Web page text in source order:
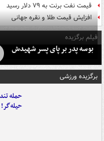
قیمت نفت برنت به ۷۹ دلار رسید
افزایش قیمت طلا و نقره جهانی
فیلم برگزیده
بوسه‌ پدر بر پای پسر شهیدش
برگزیده ورزشی
حمله
حیله‌گر!